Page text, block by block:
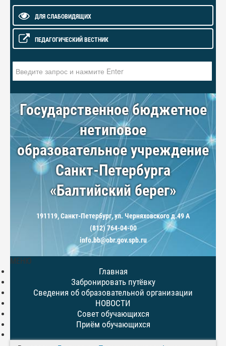
ДЛЯ СЛАБОВИДЯЩИХ
ПЕДАГОГИЧЕСКИЙ ВЕСТНИК
Государственное бюджетное
нетиповое
образовательное учреждение
Санкт-Петербурга
«Балтийский берег»
191119, Санкт-Петербург, ул. Черняховского д.49 А
(812) 764-04-00
info.bb@obr.gov.spb.ru
МЕНЮ
Главная
Забронировать путёвку
Сведения об образовательной организации
НОВОСТИ
Совет обучающихся
Приём обучающихся